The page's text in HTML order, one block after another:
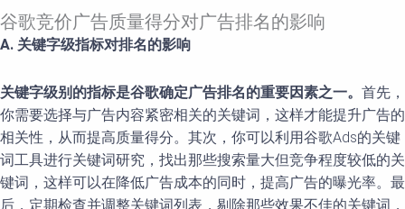
谷歌竞价广告质量得分对广告排名的影响
A. 关键字级指标对排名的影响
关键字级别的指标是谷歌确定广告排名的重要因素之一。 首先，
你需要选择与广告内容紧密相关的关键词，这样才能提升广告的
相关性，从而提高质量得分。其次，你可以利用谷歌Ads的关键
词工具进行关键词研究，找出那些搜索量大但竞争程度较低的关
键词，这样可以在降低广告成本的同时，提高广告的曝光率。最
后，定期检查并调整关键词列表，剔除那些效果不佳的关键词，